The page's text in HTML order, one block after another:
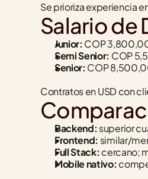
Se prioriza experiencia
Salario de
Junior: COP
Semi Senior: COP
Senior: COP
Contratos en USD con
Backend: superior
Frontend: similar/
Full Stack: cercano;
Mobile nativo: